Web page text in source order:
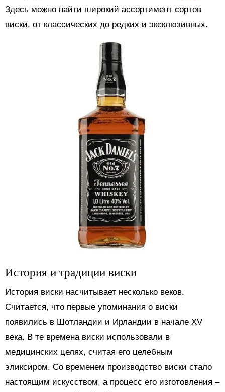
Здесь можно найти широкий ассортимент сортов
виски, от классических до редких и эксклюзивных.
История и традиции виски
История виски насчитывает несколько веков.
Считается, что первые упоминания о виски
появились в Шотландии и Ирландии в начале XV
века. В те времена виски использовали в
медицинских целях, считая его целебным
эликсиром. Со временем производство виски стало
настоящим искусством, а процесс его изготовления –